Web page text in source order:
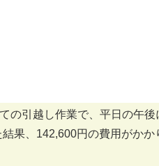
の引越し作業で、平日の午後
果、142,600円の費用がかか